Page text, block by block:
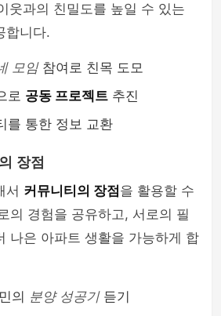
웃과의 친밀도를 높일 수 있는
합니다.
모임참여로 친목 도모
로 공동 프로젝트 추진
를 통한 정보 교환
장점
서 커뮤니티의 장점을 활용할 수
의 경험을 공유하고, 서로의 필
나은 아파트 생활을 가능하게 합
의 분양 성공기듣기